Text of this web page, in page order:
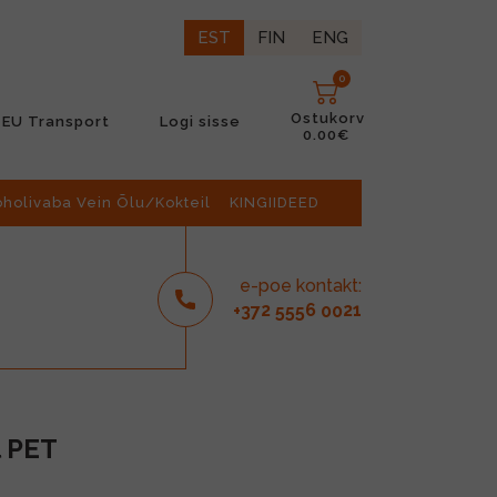
EST FIN ENG
EU Transport Logi sisse
0
Ostukorv
0.00€
Vein Õlu/Kokteil KINGIIDEED
e-poe kontakt:
+372 5556 0021